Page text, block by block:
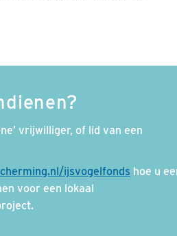
vrijwilliger, of lid van een
ijsvogelfonds hoe u
voor een lokaal